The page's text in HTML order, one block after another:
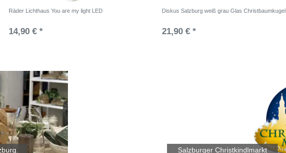
Räder Lichthaus You are my light LED
14,90 € *
Diskus Salzburg weiß grau Glas Christbaumkugel
21,90 € *
Salzburger Christkindlmarkt